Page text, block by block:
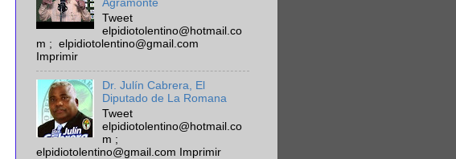
Agramonte
Tweet
elpidiotolentino@hotmail.co
m ; elpidiotolentino@gmail.com
Imprimir
Dr. Julín Cabrera, El
Diputado de La Romana
Tweet
elpidiotolentino@hotmail.co
m ;
elpidiotolentino@gmail.com Imprimir